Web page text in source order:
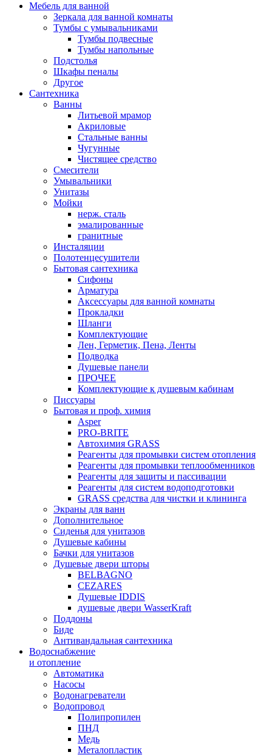
Мебель для ванной
Зеркала для ванной комнаты
Тумбы с умывальниками
Тумбы подвесные
Тумбы напольные
Подстолья
Шкафы пеналы
Другое
Сантехника
Ванны
Литьевой мрамор
Акриловые
Стальные ванны
Чугунные
Чистящее средство
Смесители
Умывальники
Унитазы
Мойки
нерж. сталь
эмалированные
гранитные
Инсталяции
Полотенцесушители
Бытовая сантехника
Сифоны
Арматура
Аксессуары для ванной комнаты
Прокладки
Шланги
Комплектующие
Лен, Герметик, Пена, Ленты
Подводка
Душевые панели
ПРОЧЕЕ
Комплектующие к душевым кабинам
Писсуары
Бытовая и проф. химия
Asper
PRO-BRITE
Автохимия GRASS
Реагенты для промывки систем отопления
Реагенты для промывки теплообменников
Реагенты для защиты и пассивации
Реагенты для систем водоподготовки
GRASS средства для чистки и клининга
Экраны для ванн
Дополнительное
Сиденья для унитазов
Душевые кабины
Бачки для унитазов
Душевые двери шторы
BELBAGNO
CEZARES
Душевые IDDIS
душевые двери WasserKraft
Поддоны
Биде
Антивандальная сантехника
Водоснабжение
и отопление
Автоматика
Насосы
Водонагреватели
Водопровод
Полипропилен
ПНД
Медь
Металопластик